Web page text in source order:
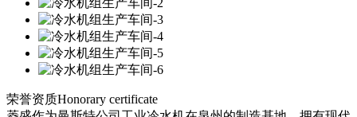
荣誉资质Honorary certificate